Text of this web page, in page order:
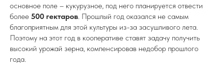
основное поле – кукурузное, под него планируется отвести
более 500 гектаров. Прошлый год оказался не самым
благоприятным для этой культуры из-за засушливого лета.
Поэтому на этот год в кооперативе ставят задачу получить
высокий урожай зерна, компенсировав недобор прошлого
года.